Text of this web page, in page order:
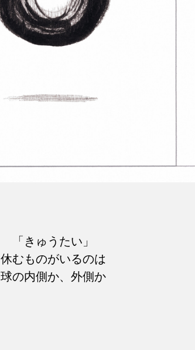
「きゅうたい」
休むものがいるのは
球の内側か、外側か